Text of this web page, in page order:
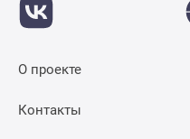
О проекте
Контакты